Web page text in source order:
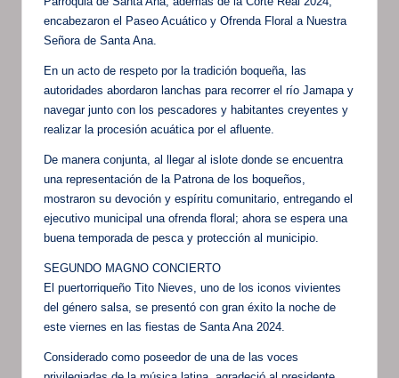
encabezaron el Paseo Acuático y Ofrenda Floral a Nuestra
Señora de Santa Ana.
En un acto de respeto por la tradición boqueña, las
autoridades abordaron lanchas para recorrer el río Jamapa y
navegar junto con los pescadores y habitantes creyentes y
realizar la procesión acuática por el afluente.
De manera conjunta, al llegar al islote donde se encuentra
una representación de la Patrona de los boqueños,
mostraron su devoción y espíritu comunitario, entregando el
ejecutivo municipal una ofrenda floral; ahora se espera una
buena temporada de pesca y protección al municipio.
SEGUNDO MAGNO CONCIERTO
El puertorriqueño Tito Nieves, uno de los iconos vivientes
del género salsa, se presentó con gran éxito la noche de
este viernes en las fiestas de Santa Ana 2024.
Considerado como poseedor de una de las voces